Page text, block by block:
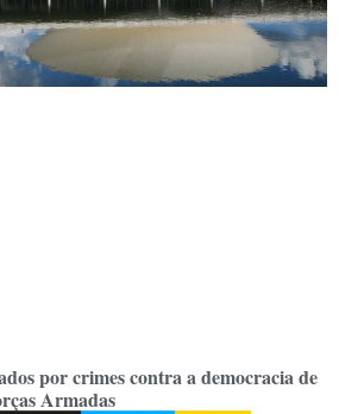
por crimes contra a democracia de
Armadas